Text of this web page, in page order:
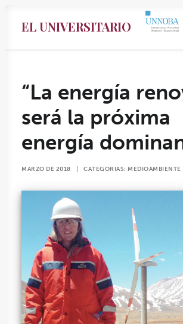
EL UNIVERSITARIO
Search
“La energía
será la próxima
energía
MARZO DE 2018 CATEGORIAS: MEDIOAMBIENTE